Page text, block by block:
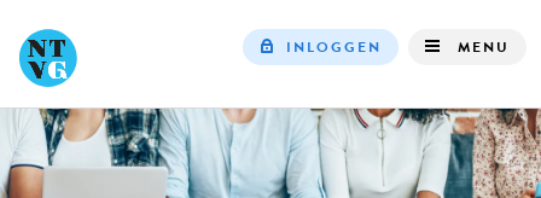
navigation
INLOGGEN MENU